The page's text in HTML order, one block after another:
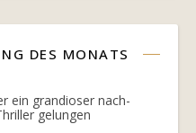
DES MONATS
ein grandioser nach-
gelungen